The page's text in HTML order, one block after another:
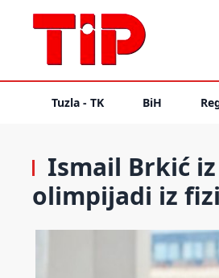
Tuzla - TK BiH
Ismail Brkić
olimpijadi iz